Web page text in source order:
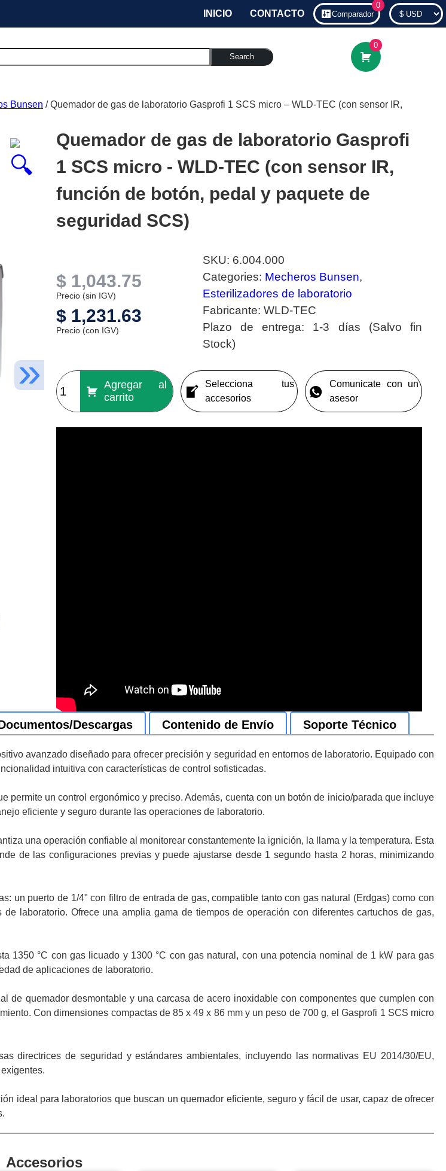
INICIO CONTACTO
0
Comparador
Search
0
Bunsen / Quemador de gas de laboratorio Gasprofi 1 SCS micro – WLD-TEC (con sensor IR,
Quemador de gas de laboratorio Gasprofi
1 SCS micro - WLD-TEC (con sensor IR,
función de botón, pedal y paquete de
seguridad SCS)
$ 1,043.75
Precio (sin IGV)
$ 1,231.63
Precio (con IGV)
SKU: 6.004.000
Categories: Mecheros Bunsen,
Esterilizadores de laboratorio
Fabricante: WLD-TEC
Plazo de entrega: 1-3 días (Salvo fin
Stock)
Agregar al
carrito
Selecciona tus
accesorios
Comunicate con un
asesor
Descargas Contenido de Envío Soporte Técnico
avanzado diseñado para ofrecer precisión y seguridad en entornos de laboratorio. Equipado con
intuitiva con características de control sofisticadas.
permite un control ergonómico y preciso. Además, cuenta con un botón de inicio/parada que incluye
eficiente y seguro durante las operaciones de laboratorio.
una operación confiable al monitorear constantemente la ignición, la llama y la temperatura. Esta
de las configuraciones previas y puede ajustarse desde 1 segundo hasta 2 horas, minimizando
un puerto de 1/4" con filtro de entrada de gas, compatible tanto con gas natural (Erdgas) como con
laboratorio. Ofrece una amplia gama de tiempos de operación con diferentes cartuchos de gas,
1350 °C con gas licuado y 1300 °C con gas natural, con una potencia nominal de 1 kW para gas
de aplicaciones de laboratorio.
de quemador desmontable y una carcasa de acero inoxidable con componentes que cumplen con
Con dimensiones compactas de 85 x 49 x 86 mm y un peso de 700 g, el Gasprofi 1 SCS micro
directrices de seguridad y estándares ambientales, incluyendo las normativas EU 2014/30/EU,
ideal para laboratorios que buscan un quemador eficiente, seguro y fácil de usar, capaz de ofrecer
Accesorios